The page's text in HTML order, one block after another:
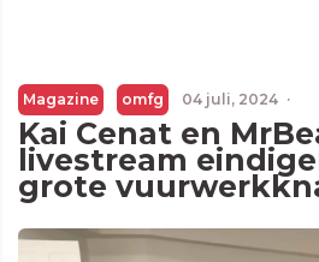
Magazine omfg 04 juli, 2024 ·
Kai Cenat en
livestream
grote